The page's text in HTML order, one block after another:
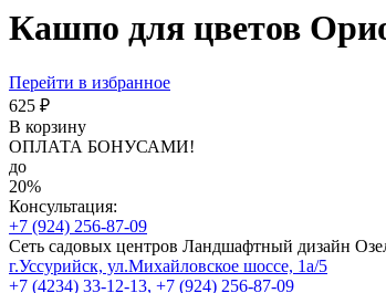
Кашпо для цветов
Перейти в избранное
625 ₽
В корзину
ОПЛАТА БОНУСАМИ!
до
20%
Консультация:
+7 (924) 256-87-09
Сеть садовых центров Ландшафтный дизайн
г.Уссурийск, ул.Михайловское шоссе, 1а/5
+7 (4234) 33-12-13, +7 (924) 256-87-09